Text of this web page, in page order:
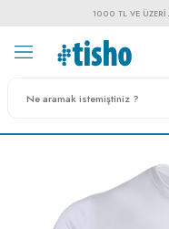
1000 TL VE ÜZERI